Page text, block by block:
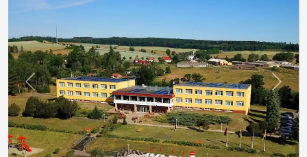
Previous Next